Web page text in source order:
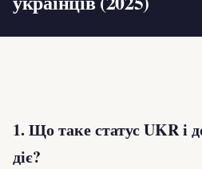
1. Що таке статус UKR і
діє?